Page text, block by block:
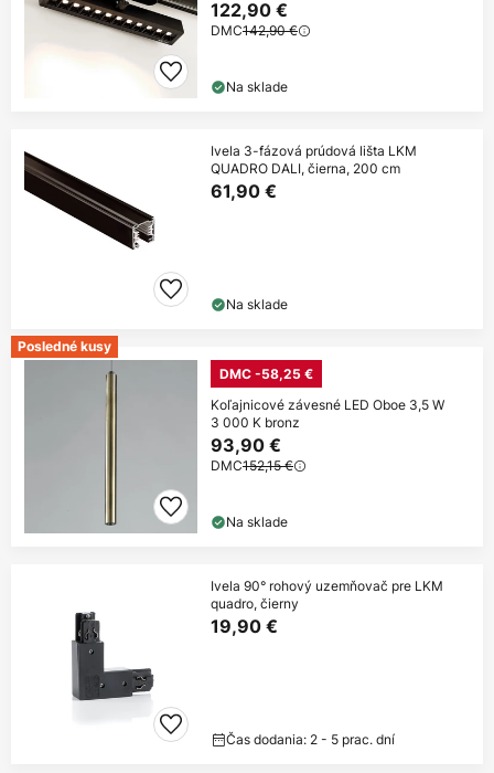
122,90 €
DMC142,90 €
Na sklade
Ivela 3-fázová prúdová lišta LKM
QUADRO DALI, čierna, 200 cm
61,90 €
Na sklade
Posledné kusy
DMC -58,25 €
Koľajnicové závesné LED Oboe 3,5 W
3 000 K bronz
93,90 €
DMC152,15 €
Na sklade
Ivela 90° rohový uzemňovač pre LKM
quadro, čierny
19,90 €
Čas dodania: 2 - 5 prac. dní